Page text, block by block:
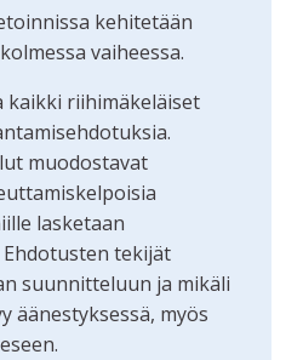
kehitetään
vaiheessa.
kaikki riihimäkeläiset
muodostavat
lasketaan
tekijät
suunnitteluun ja mikäli
äänestyksessä, myös